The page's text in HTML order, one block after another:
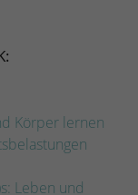
Körper lernen
Leben und